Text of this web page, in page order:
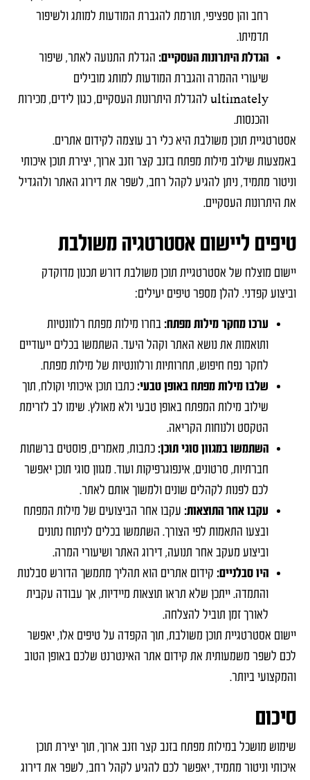
רחב והן ספציפי, תורמת להגברת המודעות למותג ולשיפור
תדמיתו.
הגדלת היתרונות העסקיים: הגדלת התנועה לאתר, שיפור
שיעורי ההמרה והגברת המודעות למותג מובילים
ultimately להגדלת היתרונות העסקיים, כגון לידים, מכירות
והכנסות.
אסטרטגיית תוכן משולבת היא כלי רב עוצמה לקידום אתרים.
באמצעות שילוב מילות מפתח בזנב קצר וזנב ארוך, יצירת תוכן איכותי
וניטור מתמיד, ניתן להגיע לקהל רחב, לשפר את דירוג האתר ולהגדיל
את היתרונות העסקיים.
טיפים ליישום אסטרטגיה משולבת
יישום מוצלח של אסטרטגיית תוכן משולבת דורש תכנון מדוקדק
וביצוע קפדני. להלן מספר טיפים יעילים:
ערכו מחקר מילות מפתח: בחרו מילות מפתח רלוונטיות
ותואמות את נושא האתר וקהל היעד. השתמשו בכלים ייעודיים
לחקר נפח חיפוש, תחרותיות ורלוונטיות של מילות מפתח.
שלבו מילות מפתח באופן טבעי: כתבו תוכן איכותי וקולח, תוך
שילוב מילות המפתח באופן טבעי ולא מאולץ. שימו לב לזרימת
הטקסט ולנוחות הקריאה.
השתמשו במגוון סוגי תוכן: כתבות, מאמרים, פוסטים ברשתות
חברתיות, סרטונים, אינפוגרפיקות ועוד. מגוון סוגי תוכן יאפשר
לכם לפנות לקהלים שונים ולמשוך אותם לאתר.
עקבו אחר התוצאות: עקבו אחר הביצועים של מילות המפתח
ובצעו התאמות לפי הצורך. השתמשו בכלים לניתוח נתונים
וביצוע מעקב אחר תנועה, דירוג האתר ושיעורי המרה.
היו סבלניים: קידום אתרים הוא תהליך מתמשך הדורש סבלנות
והתמדה. ייתכן שלא תראו תוצאות מיידיות, אך עבודה עקבית
לאורך זמן תוביל להצלחה.
יישום אסטרטגיית תוכן משולבת, תוך הקפדה על טיפים אלו, יאפשר
לכם לשפר משמעותית את קידום אתר האינטרנט שלכם באופן הטוב
והמקצועי ביותר.
סיכום
שימוש מושכל במילות מפתח בזנב קצר וזנב ארוך, תוך יצירת תוכן
איכותי וניטור מתמיד, יאפשר לכם להגיע לקהל רחב, לשפר את דירוג